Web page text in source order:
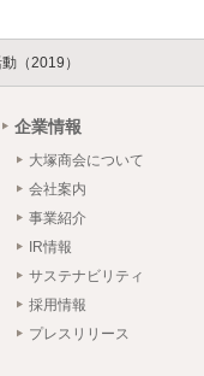
（2019）
企業情報
大塚商会について
会社案内
事業紹介
IR情報
サステナビリティ
採用情報
プレスリリース